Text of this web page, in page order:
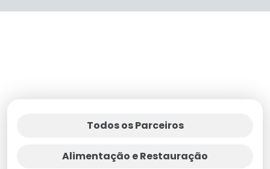
Todos os Parceiros
Alimentação e Restauração